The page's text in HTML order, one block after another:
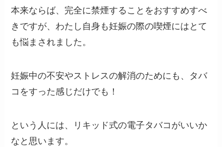
本来ならば、完全に禁煙することをおすすめすべ
きですが、わたし自身も妊娠の際の喫煙にはとて
も悩まされました。
妊娠中の不安やストレスの解消のためにも、タバ
コをすった感じだけでも！
という人には、リキッド式の電子タバコがいいか
なと思います。